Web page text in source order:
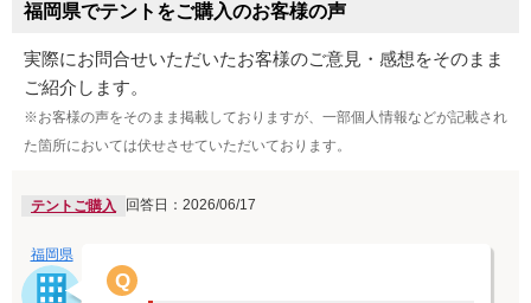
福岡県でテントをご購入のお客様の声
実際にお問合せいただいたお客様のご意見・感想をそのまま
ご紹介します。
※お客様の声をそのまま掲載しておりますが、一部個人情報などが記載され
た箇所においては伏せさせていただいております。
テントご購入 回答日：2026/06/17
福岡県
Q